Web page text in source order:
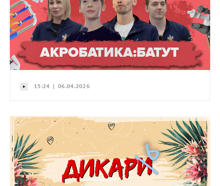
15:24 | 06.04.2026